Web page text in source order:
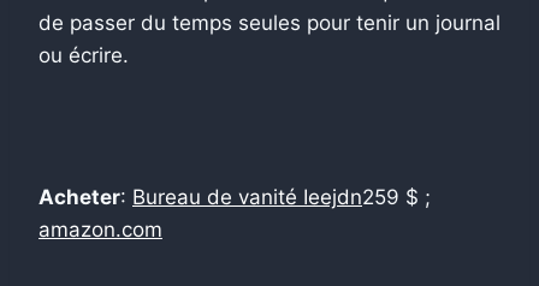
de passer du temps seules pour tenir un journal
ou écrire.
Acheter: Bureau de vanité Ieejdn259 $ ;
amazon.com